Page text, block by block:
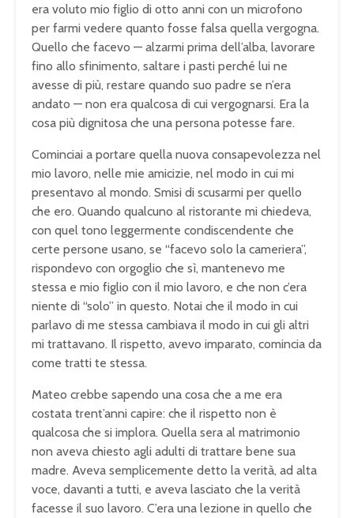
era voluto mio figlio di otto anni con un microfono
per farmi vedere quanto fosse falsa quella vergogna.
Quello che facevo — alzarmi prima dell’alba, lavorare
fino allo sfinimento, saltare i pasti perché lui ne
avesse di più, restare quando suo padre se n’era
andato — non era qualcosa di cui vergognarsi. Era la
cosa più dignitosa che una persona potesse fare.
Cominciai a portare quella nuova consapevolezza nel
mio lavoro, nelle mie amicizie, nel modo in cui mi
presentavo al mondo. Smisi di scusarmi per quello
che ero. Quando qualcuno al ristorante mi chiedeva,
con quel tono leggermente condiscendente che
certe persone usano, se “facevo solo la cameriera”,
rispondevo con orgoglio che sì, mantenevo me
stessa e mio figlio con il mio lavoro, e che non c’era
niente di “solo” in questo. Notai che il modo in cui
parlavo di me stessa cambiava il modo in cui gli altri
mi trattavano. Il rispetto, avevo imparato, comincia da
come tratti te stessa.
Mateo crebbe sapendo una cosa che a me era
costata trent’anni capire: che il rispetto non è
qualcosa che si implora. Quella sera al matrimonio
non aveva chiesto agli adulti di trattare bene sua
madre. Aveva semplicemente detto la verità, ad alta
voce, davanti a tutti, e aveva lasciato che la verità
facesse il suo lavoro. C’era una lezione in quello che